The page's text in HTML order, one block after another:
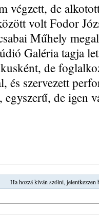
végzett, de
volt Fodor
Műhely
Galéria tagja
de
és szervezett
de igen
Ha hozzá kíván szólni, jelentkezzen